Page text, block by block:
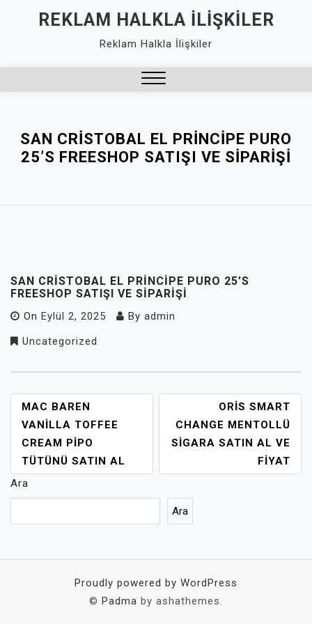
REKLAM HALKLA İLIŞKILER
Reklam Halkla İlişkiler
SAN CRISTOBAL EL PRINCIPE PURO
25’S FREESHOP SATIŞI VE SIPARIŞI
SAN CRISTOBAL EL PRINCIPE PURO 25’S
FREESHOP SATIŞI VE SIPARIŞI
On Eylül 2, 2025 By admin
Uncategorized
YAZI
GEZINMESI
MAC BAREN
VANILLA TOFFEE
CREAM PIPO
TÜTÜNÜ SATIN AL
ORIS SMART
CHANGE MENTOLLÜ
SIGARA SATIN AL VE
FIYAT
Ara
Ara
Proudly powered by WordPress
© Padma by ashathemes.